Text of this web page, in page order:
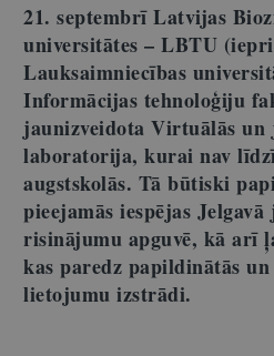
21. septembrī Latvijas
universitātes – LBTU
Lauksaimniecības
Informācijas tehnoloģiju
jaunizveidota Virtuālās un
laboratorija, kurai nav
augstskolās. Tā būtiski
pieejamās iespējas
risinājumu apguvē, kā arī
kas paredz papildinātās
lietojumu izstrādi.